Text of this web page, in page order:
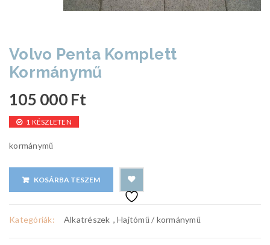
Volvo Penta Komplett
Kormánymű
105 000 Ft
1 KÉSZLETEN
kormánymű
KOSÁRBA TESZEM
Kategóriák: Alkatrészek , Hajtómű / kormánymű